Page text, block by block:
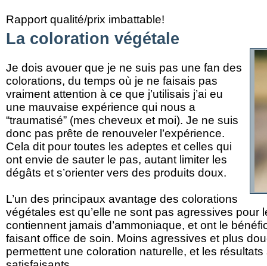
Rapport qualité/prix imbattable!
La coloration végétale
Je dois avouer que je ne suis pas une fan des
colorations, du temps où je ne faisais pas
vraiment attention à ce que j’utilisais j’ai eu
une mauvaise expérience qui nous a
“traumatisé” (mes cheveux et moi). Je ne suis
donc pas prête de renouveler l’expérience.
Cela dit pour toutes les adeptes et celles qui
ont envie de sauter le pas, autant limiter les
dégâts et s’orienter vers des produits doux.
L’un des principaux avantage des colorations
végétales est qu’elle ne sont pas agressives pour
contiennent jamais d’ammoniaque, et ont le
faisant office de soin. Moins agressives et plus
permettent une coloration naturelle, et les